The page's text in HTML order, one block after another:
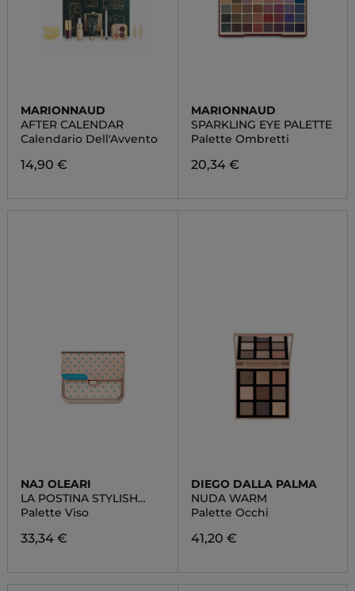
MARIONNAUD
AFTER CALENDAR
Calendario Dell'Avvento
14,90 €
MARIONNAUD
SPARKLING EYE PALETTE
Palette Ombretti
20,34 €
NAJ OLEARI
LA POSTINA STYLISH
POP SMALL
Palette Viso
33,34 €
DIEGO DALLA PALMA
NUDA WARM
Palette Occhi
41,20 €